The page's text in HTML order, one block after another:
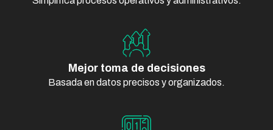
Mejor toma de decisiones
Basada en datos precisos y organizados.